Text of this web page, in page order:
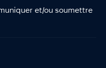
et/ou soumettre